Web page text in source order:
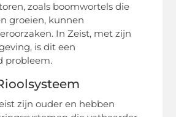
zoals boomwortels die
groeien, kunnen
In Zeist, met zijn
is dit een
probleem.
zijn ouder en hebben